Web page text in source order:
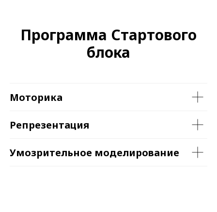
Программа Стартового
блока
Моторика
Репрезентация
Умозрительное моделирование